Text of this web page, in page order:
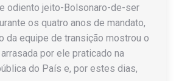
odiento jeito-Bolsonaro-de-ser
os quatro anos de mandato,
da equipe de transição mostrou o
por ele praticado na
do País e, por estes dias,